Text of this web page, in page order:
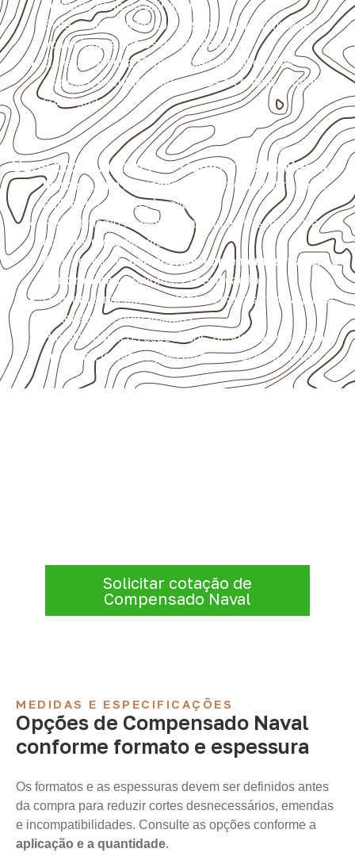
qualquer corte ou usinagem.
Evite contato direto com o solo, chuva, umidade
acumulada e apoios desnivelados.
Consulte a ficha técnica antes de aplicações
externas, estruturais ou sujeitas a contato frequente
com água.
Usos profissionais do Compensado Naval
Marcenaria e fabricação de móveisdestinados a
ambientes sujeitos à umidade.
Revestimentos internos, painéis e divisórias para
projetos profissionais.
Aplicações emcarrocerias, implementos, trailers e
motorhomes, conforme especificação.
Uso industrial em embalagens, caixas, montagem e
proteção de equipamentos.
Projetos náuticos específicos, desde que validados
pela ficha técnica e pelo responsável pelo projeto.
Solicitar cotação de
Compensado Naval
MEDIDAS E ESPECIFICAÇÕES
Opções de Compensado Naval
conforme formato e espessura
Os formatos e as espessuras devem ser definidos antes
da compra para reduzir cortes desnecessários, emendas
e incompatibilidades. Consulte as opções conforme a
aplicação e a quantidade.